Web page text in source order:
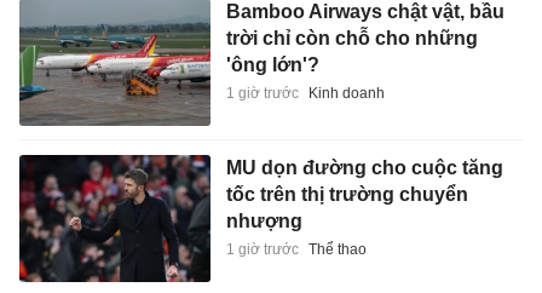
Bamboo Airways chật vật, bầu
trời chỉ còn chỗ cho những
'ông lớn'?
1 giờ trước Kinh doanh
MU dọn đường cho cuộc tăng
tốc trên thị trường chuyển
nhượng
1 giờ trước Thể thao